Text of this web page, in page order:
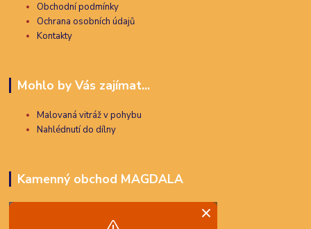
Obchodní podmínky
Ochrana osobních údajů
Kontakty
Mohlo by Vás zajímat...
Malovaná vitráž v pohybu
Nahlédnutí do dílny
Kamenný obchod MAGDALA